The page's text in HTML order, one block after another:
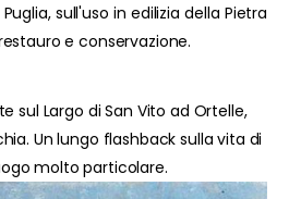
sull'uso in edilizia della Pietra
e conservazione.
sul Largo di San Vito ad Ortelle,
Un lungo flashback sulla vita di
molto particolare.